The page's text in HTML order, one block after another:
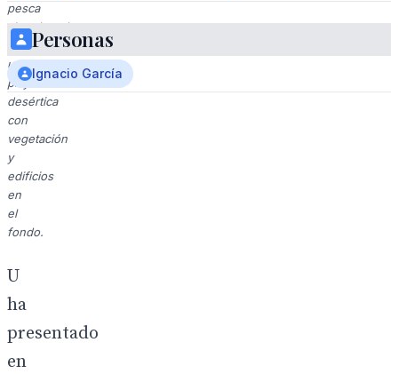
pesca
abandonado
en
una
playa
desértica
con
vegetación
y
edificios
en
el
fondo.
U
ha
presentado
en
Personas
Ignacio García